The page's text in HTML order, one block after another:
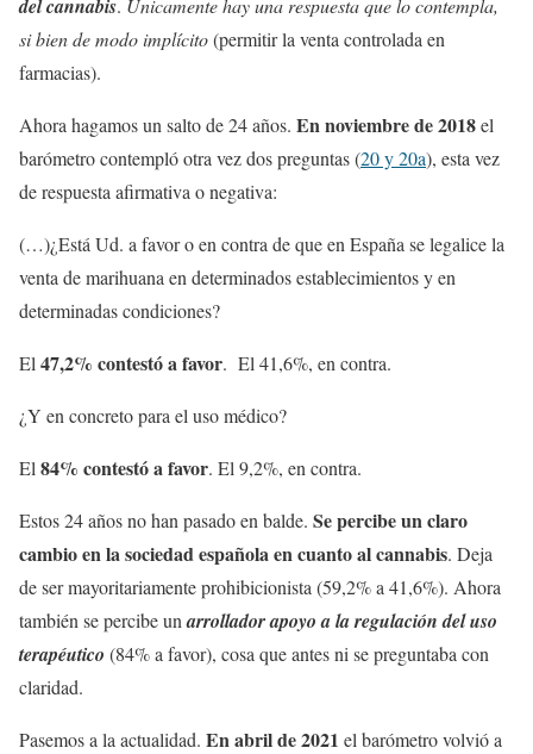
del cannabis. Únicamente hay una respuesta que lo contempla,
si bien de modo implícito(permitir la venta controlada en
farmacias).
Ahora hagamos un salto de 24 años. En noviembre de 2018el
barómetro contempló otra vez dos preguntas (20 y 20a), esta vez
de respuesta afirmativa o negativa:
(…)¿Está Ud. a favor o en contra de que en España se legalice la
venta de marihuana en determinados establecimientos y en
determinadas condiciones?
El 47,2% contestó a favor. El 41,6%, en contra.
¿Y en concreto para el uso médico?
El 84% contestó a favor. El 9,2%, en contra.
Estos 24 años no han pasado en balde. Se percibe un claro
cambio en la sociedad española en cuanto al cannabis. Deja
de ser mayoritariamente prohibicionista (59,2% a 41,6%). Ahora
también se percibe unarrollador apoyo a la regulación del uso
terapéutico (84% a favor), cosa que antes ni se preguntaba con
claridad.
Pasemos a la actualidad. En abril de 2021 el barómetro volvió a